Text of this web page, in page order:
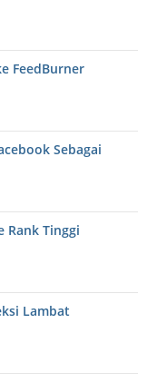
FeedBurner
Sebagai
Rank Tinggi
Lambat